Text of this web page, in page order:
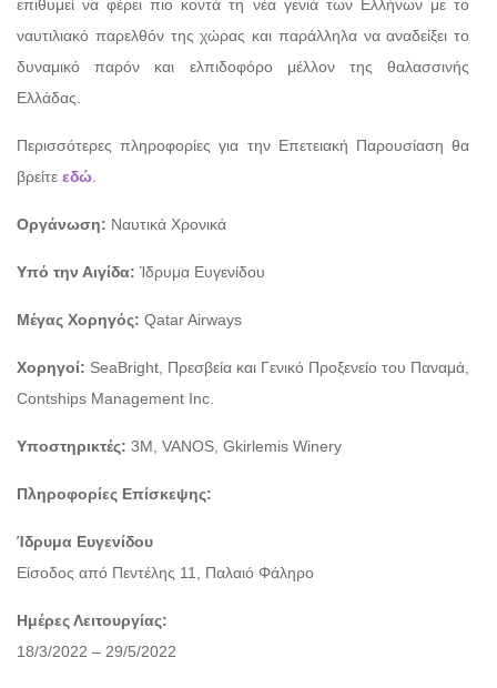
επιθυμεί να φέρει πιο κοντά τη νέα γενιά των Ελλήνων με το
ναυτιλιακό παρελθόν της χώρας και παράλληλα να αναδείξει το
δυναμικό παρόν και ελπιδοφόρο μέλλον της θαλασσινής
Ελλάδας.
Περισσότερες πληροφορίες για την Επετειακή Παρουσίαση θα
βρείτε εδώ
Οργάνωση: Ναυτικά Χρονικά
Υπό την Αιγίδα: Ίδρυμα Ευγενίδου
Μέγας Χορηγός: Qatar Airways
Χορηγοί: SeaBright, Πρεσβεία και Γενικό Προξενείο του Παναμά,
Contships Management Inc.
Υποστηρικτές: 3Μ, VANOS, Gkirlemis Winery
Πληροφορίες Επίσκεψης:
Ίδρυμα Ευγενίδου
Είσοδος από Πεντέλης 11, Παλαιό Φάληρο
Ημέρες Λειτουργίας:
18/3/2022 – 29/5/2022